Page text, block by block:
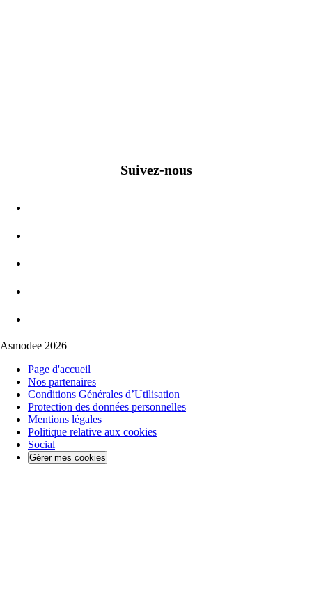
Suivez-nous
Asmodee 2026
Page d'accueil
Nos partenaires
Conditions Générales d’Utilisation
Protection des données personnelles
Mentions légales
Politique relative aux cookies
Social
Gérer mes cookies